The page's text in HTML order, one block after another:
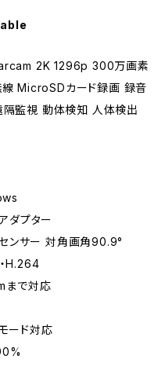
2K 1296p 300万画素
MicroSDカード録画 録音
監視 動体検知 人体検出
ダプター
センサー 対角画角90.9°
H.264
まで対応
ード対応